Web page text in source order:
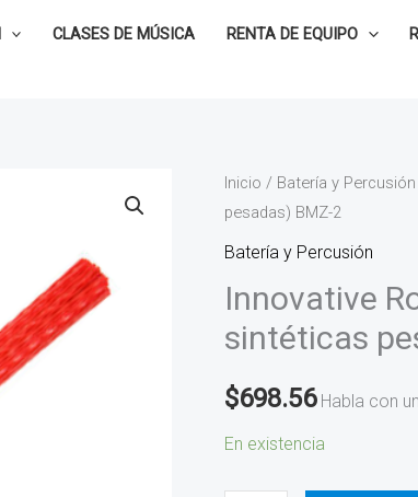
CLASES DE MÚSICA RENTA DE EQUIPO
Inicio / Batería y Percusión
pesadas) BMZ-2
Batería y Percusión
Innovative
sintéticas
$698.56 Habla con
En existencia
Innovative
Rods,
Phat
(Escobillas
sintéticas
BMZ-
2